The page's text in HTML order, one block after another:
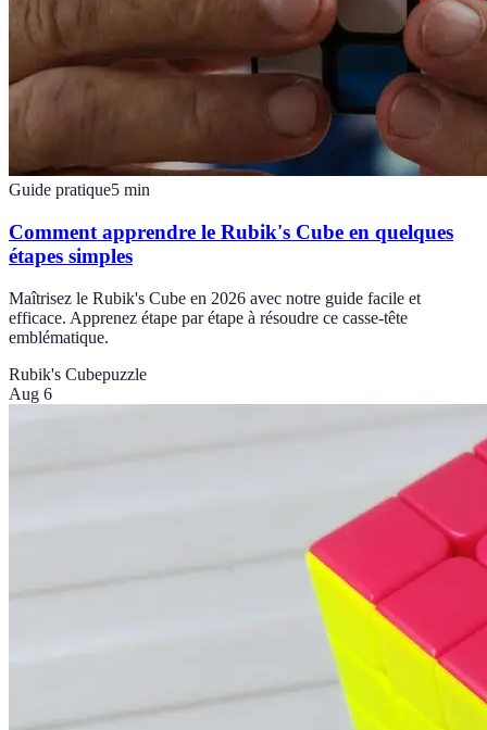
Guide pratique5 min
Comment apprendre le Rubik's Cube en quelques
étapes simples
Maîtrisez le Rubik's Cube en 2026 avec notre guide facile et
efficace. Apprenez étape par étape à résoudre ce casse-tête
emblématique.
Rubik's Cubepuzzle
Aug 6